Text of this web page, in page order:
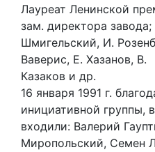
Лауреат Ленинской
зам. директора
Шмигельский, И.
Ваверис, Е. Хазанов, В.
Казаков и др.
16 января 1991 г.
инициативной группы,
входили: Валерий
Миропольский, Семен